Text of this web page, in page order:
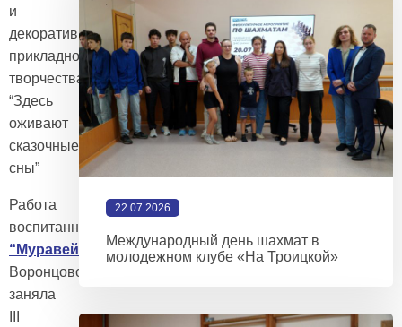
и
декоративно-
прикладного
творчества
“Здесь
оживают
сказочные
сны”
Работа
воспитанницы
“Муравейник”Анны
Воронцовой
заняла
22.07.2026
Международный день шахмат в
молодежном клубе «На Троицкой»